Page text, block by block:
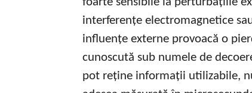
interferențe electromagnetice
influențe externe provoacă o
cunoscută sub numele de
pot reține informații utilizabile,